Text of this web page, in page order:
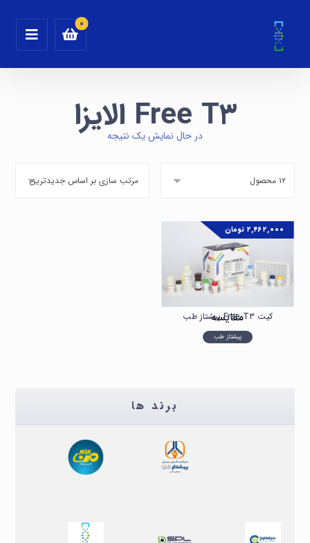
Free T۳ الایزا
در حال نمایش یک نتیجه
کیت Free T۳ پیشتاز طب
پیشتاز طب
۲,۴۶۲,۰۰۰ تومان
مقایسه
برند ها